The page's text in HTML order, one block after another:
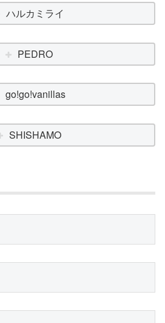
ハルカミライ
PEDRO
go!go!vanillas
SHISHAMO